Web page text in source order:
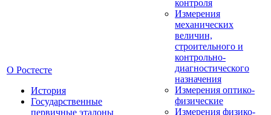
О Ростесте
История
Государственные
первичные эталоны
контроля
Измерения
механических
величин,
строительного и
контрольно-
диагностического
назначения
Измерения оптико-
физические
Измерения физико-